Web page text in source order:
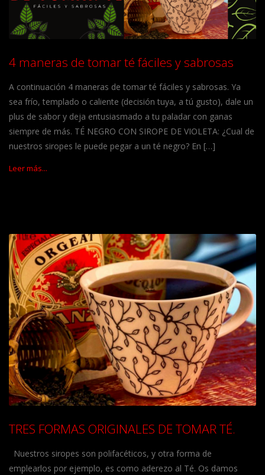
4 maneras de tomar té fáciles y sabrosas
A continuación 4 maneras de tomar té fáciles y sabrosas. Ya
sea frío, templado o caliente (decisión tuya, a tú gusto), dale un
plus de sabor y deja entusiasmado a tu paladar con ganas
siempre de más. TÉ NEGRO CON SIROPE DE VIOLETA: ¿Cual de
nuestros siropes le puede pegar a un té negro? En […]
Leer más...
TRES FORMAS ORIGINALES DE TOMAR TÉ.
Nuestros siropes son polifacéticos, y otra forma de
emplearlos por ejemplo, es como aderezo al Té. Os damos